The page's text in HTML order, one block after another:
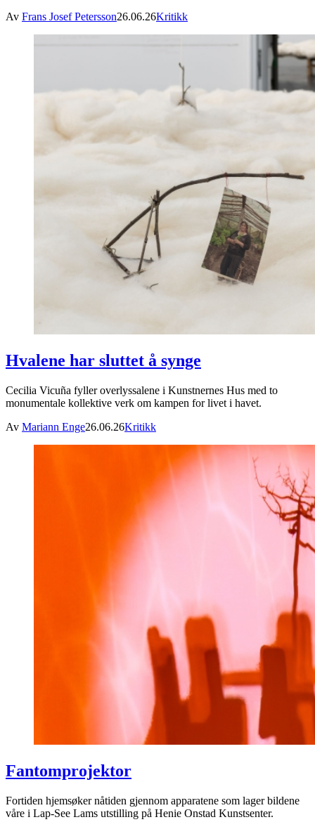
Av Frans Josef Petersson26.06.26Kritikk
Hvalene har sluttet å synge
Cecilia Vicuña fyller overlyssalene i Kunstnernes Hus med to
monumentale kollektive verk om kampen for livet i havet.
Av Mariann Enge26.06.26Kritikk
Fantomprojektor
Fortiden hjemsøker nåtiden gjennom apparatene som lager bildene
våre i Lap-See Lams utstilling på Henie Onstad Kunstsenter.